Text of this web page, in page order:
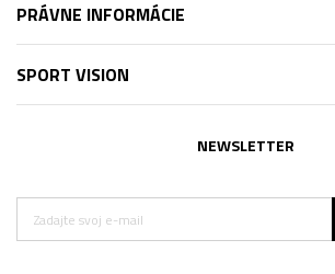
PRÁVNE INFORMÁCIE
SPORT VISION
NEWSLETTER